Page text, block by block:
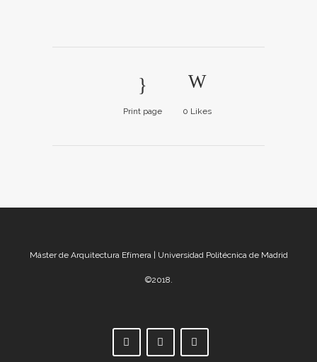
Print page 0 Likes
Máster de Arquitectura Efímera | Universidad Politécnica de Madrid
©2018.